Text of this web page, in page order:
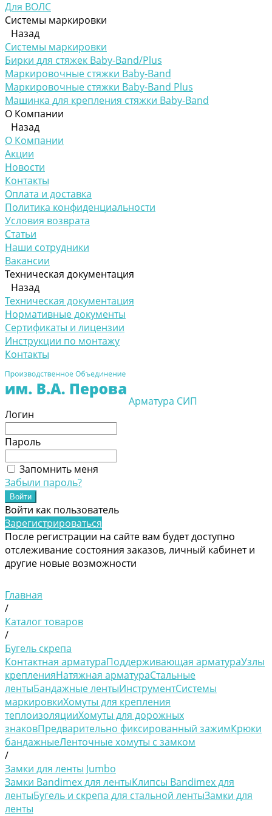
Для ВОЛС
Системы маркировки
Назад
Системы маркировки
Бирки для стяжек Baby-Band/Plus
Маркировочные стяжки Baby-Band
Маркировочные стяжки Baby-Band Plus
Машинка для крепления стяжки Baby-Band
О Компании
Назад
О Компании
Акции
Новости
Контакты
Оплата и доставка
Политика конфиденциальности
Условия возврата
Статьи
Наши сотрудники
Вакансии
Техническая документация
Назад
Техническая документация
Нормативные документы
Сертификаты и лицензии
Инструкции по монтажу
Контакты
Арматура СИП
Логин
Пароль
Запомнить меня
Забыли пароль?
Войти как пользователь
Зарегистрироваться
После регистрации на сайте вам будет доступно
отслеживание состояния заказов, личный кабинет и
другие новые возможности
Главная
/
Каталог товаров
/
Бугель скрепа
Контактная арматураПоддерживающая арматураУзлы
крепленияНатяжная арматураСтальные
лентыБандажные лентыИнструментСистемы
маркировкиХомуты для крепления
теплоизоляцииХомуты для дорожных
знаковПредварительно фиксированный зажимКрюки
бандажныеЛенточные хомуты с замком
/
Замки для ленты Jumbo
Замки Bandimex для лентыКлипсы Bandimex для
лентыБугель и скрепа для стальной лентыЗамки для
ленты